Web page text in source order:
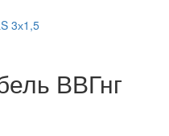
3х1,5
ВВГнг